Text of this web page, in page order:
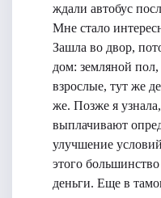
ждали автобус
Мне стало
Зашла во двор,
дом: земляной
взрослые, тут же
же. Позже я
выплачивают
улучшение
этого
деньги. Еще в